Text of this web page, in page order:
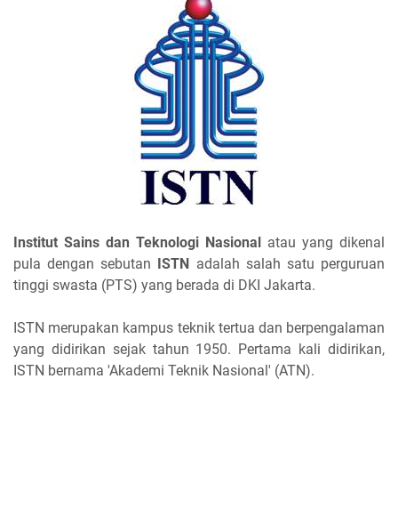
Institut Sains dan Teknologi Nasional atau yang dikenal
pula dengan sebutan ISTN adalah salah satu perguruan
tinggi swasta (PTS) yang berada di DKI Jakarta.
ISTN merupakan kampus teknik tertua dan berpengalaman
yang didirikan sejak tahun 1950. Pertama kali didirikan,
ISTN bernama 'Akademi Teknik Nasional' (ATN).